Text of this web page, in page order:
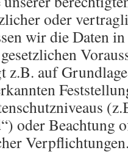
oder
wir die Daten
auf
oder Beachtung